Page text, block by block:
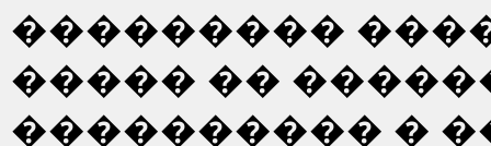
���������
����� ��
���������� �